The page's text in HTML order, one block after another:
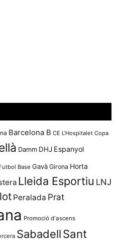
Barcelona B CE L'Hospitalet Copa
Damm DHJ Espanyol
Base Gavà Girona Horta
Lleida Esportiu LNJ
Peralada Prat
Promoció d'ascens
SabadellSant